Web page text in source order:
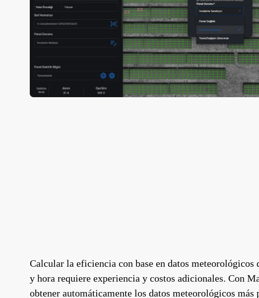
Calcular la eficiencia con base en datos meteorológicos
y hora requiere experiencia y costos adicionales. Con
obtener automáticamente los datos meteorológicos más